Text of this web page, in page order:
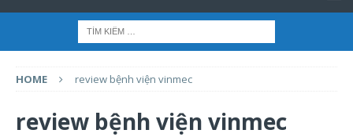
HOME review bệnh viện vinmec
review bệnh viện vinmec